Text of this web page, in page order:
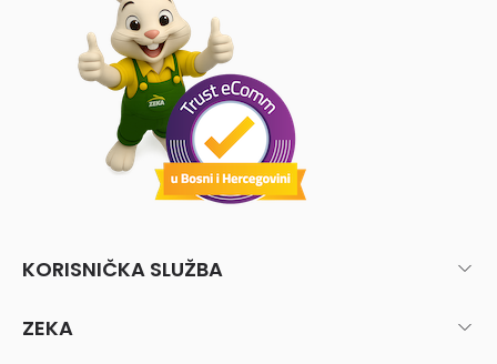
KORISNIČKA SLUŽBA
ZEKA